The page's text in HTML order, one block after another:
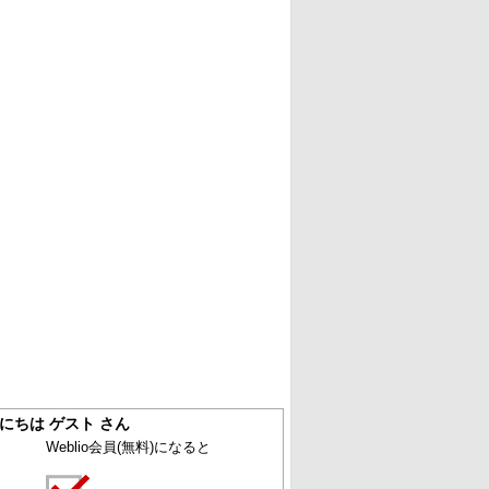
ちは ゲスト さん
Weblio会員(無料)になると